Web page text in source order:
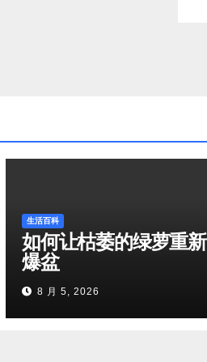
生活百科
如何让枯萎的绿萝重新
爆盆
8 月 5, 2026